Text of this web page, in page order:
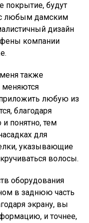
покрытие, будут
с любым дамским
дизайн
фены компании
также
меняются
любую из
благодаря
и понятно, тем
для
указывающие
волосы.
оборудования
в заднюю часть
экрану, вы
и точнее,